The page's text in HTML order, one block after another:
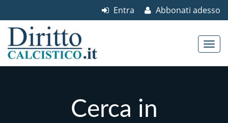
Abbonati adesso
Entra
Cerca in